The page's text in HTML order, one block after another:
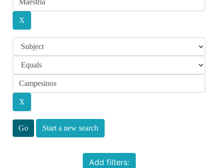
Start a new search
Add filters: